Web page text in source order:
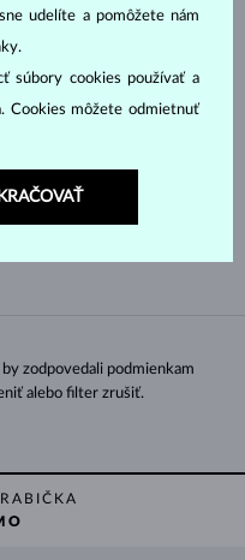
KVAPKA
SMARAGD
zodpovedali podmienkam
alebo filter zrušiť.
udelíte a pomôžete nám
súbory cookies používať a
Cookies môžete odmietnuť